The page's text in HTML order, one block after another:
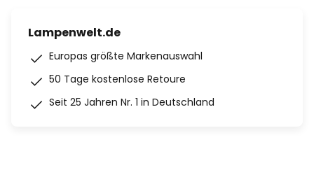
Lampenwelt.de
Europas größte Markenauswahl
50 Tage kostenlose Retoure
Seit 25 Jahren Nr. 1 in Deutschland